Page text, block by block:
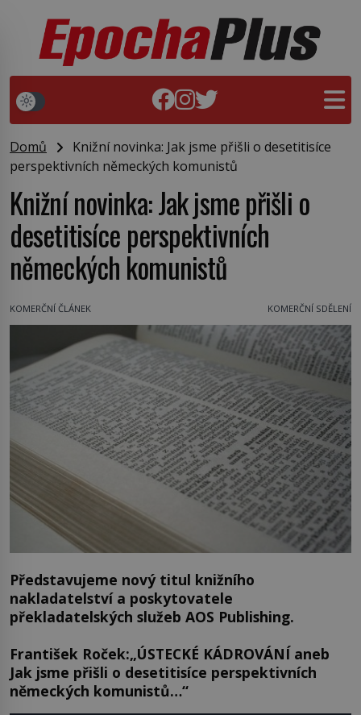
Domů
Knižní novinka: Jak jsme přišli o desetitisíce
perspektivních německých komunistů
Knižní novinka: Jak jsme přišli o
desetitisíce perspektivních
německých komunistů
KOMERČNÍ ČLÁNEK KOMERČNÍ SDĚLENÍ
Představujeme nový titul knižního
nakladatelství a poskytovatele
překladatelských služeb AOS Publishing.
František Roček:„ÚSTECKÉ KÁDROVÁNÍ aneb
Jak jsme přišli o desetitisíce perspektivních
německých komunistů…“